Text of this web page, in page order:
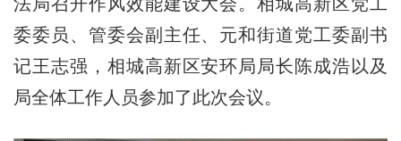
委委员、管委会副主任、元和街道党工委副书
记王志强，相城高新区安环局局长陈成浩以及
局全体工作人员参加了此次会议。